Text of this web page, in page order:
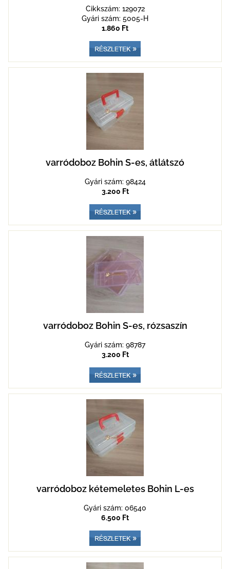
Cikkszám: 129072
Gyári szám: 5005-H
1.860 Ft
varródoboz Bohin S-es, átlátszó
Gyári szám: 98424
3.200 Ft
varródoboz Bohin S-es, rózsaszín
Gyári szám: 98787
3.200 Ft
varródoboz kétemeletes Bohin L-es
Gyári szám: 06540
6.500 Ft